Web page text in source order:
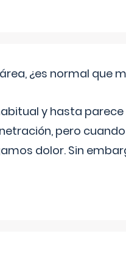
¿es normal que
y hasta
pero
dolor. Sin